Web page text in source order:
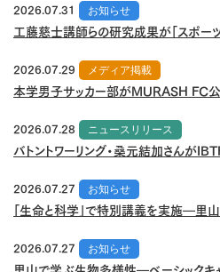
2026.07.31
お知らせ
工藤慈士講師らの研究成果が「スポー
2026.07.29
メディア掲載
本学男子サッカー部がMURASH FC
2026.07.28
ニュースリリース
バトントワーリング・桑元結加さんが
2026.07.27
お知らせ
「生命と科学」で特別講義を実施―里
2026.07.27
お知らせ